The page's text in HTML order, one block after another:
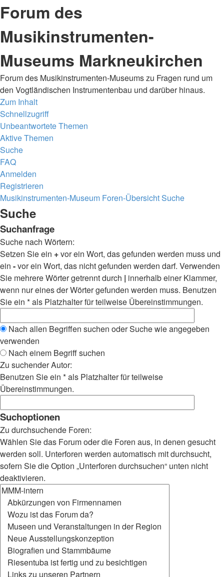
Forum des
Musikinstrumenten-
Museums Markneukirchen
Forum des Musikinstrumenten-Museums zu Fragen rund um
den Vogtländischen Instrumentenbau und darüber hinaus.
Zum Inhalt
Schnellzugriff
Unbeantwortete Themen
Aktive Themen
Suche
FAQ
Anmelden
Registrieren
Musikinstrumenten-Museum Foren-ÜbersichtSuche
Suche
Suchanfrage
Suche nach Wörtern:
Setzen Sie ein +vor ein Wort, das gefunden werden muss und
ein -vor ein Wort, das nicht gefunden werden darf. Verwenden
Sie mehrere Wörter getrennt durch | innerhalb einer Klammer,
wenn nur eines der Wörter gefunden werden muss. Benutzen
Sie ein * als Platzhalter für teilweise Übereinstimmungen.
Nach allen Begriffen suchen oder Suche wie angegeben
verwenden
Nach einem Begriff suchen
Zu suchender Autor:
Benutzen Sie ein * als Platzhalter für teilweise
Übereinstimmungen.
Suchoptionen
Zu durchsuchende Foren:
Wählen Sie das Forum oder die Foren aus, in denen gesucht
werden soll. Unterforen werden automatisch mit durchsucht,
sofern Sie die Option „Unterforen durchsuchen“ unten nicht
deaktivieren.